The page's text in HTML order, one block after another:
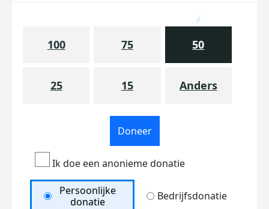
100 75 50
25 15 Anders
Doneer
Ik doe een anonieme donatie
Persoonlijke
donatie
Bedrijfsdonatie